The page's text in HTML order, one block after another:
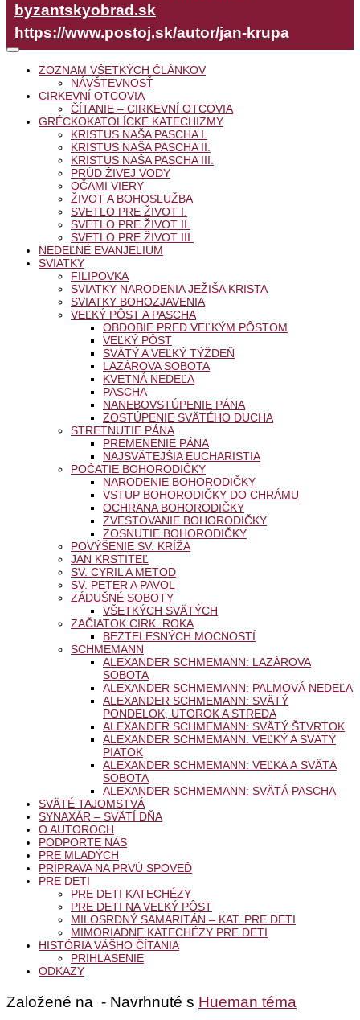
byzantskyobrad.sk
https://www.postoj.sk/autor/jan-krupa
ZOZNAM VŠETKÝCH ČLÁNKOV
NÁVŠTEVNOSŤ
CIRKEVNÍ OTCOVIA
ČÍTANIE – CIRKEVNÍ OTCOVIA
GRÉCKOKATOLÍCKE KATECHIZMY
KRISTUS NAŠA PASCHA I.
KRISTUS NAŠA PASCHA II.
KRISTUS NAŠA PASCHA III.
PRÚD ŽIVEJ VODY
OČAMI VIERY
ŽIVOT A BOHOSLUŽBA
SVETLO PRE ŽIVOT I.
SVETLO PRE ŽIVOT II.
SVETLO PRE ŽIVOT III.
NEDEĽNÉ EVANJELIUM
SVIATKY
FILIPOVKA
SVIATKY NARODENIA JEŽIŠA KRISTA
SVIATKY BOHOZJAVENIA
VEĽKÝ PÔST A PASCHA
OBDOBIE PRED VEĽKÝM PÔSTOM
VEĽKÝ PÔST
SVÄTÝ A VEĽKÝ TÝŽDEŇ
LAZÁROVA SOBOTA
KVETNÁ NEDEĽA
PASCHA
NANEBOVSTÚPENIE PÁNA
ZOSTÚPENIE SVÄTÉHO DUCHA
STRETNUTIE PÁNA
PREMENENIE PÁNA
NAJSVÄTEJŠIA EUCHARISTIA
POČATIE BOHORODIČKY
NARODENIE BOHORODIČKY
VSTUP BOHORODIČKY DO CHRÁMU
OCHRANA BOHORODIČKY
ZVESTOVANIE BOHORODIČKY
ZOSNUTIE BOHORODIČKY
POVÝŠENIE SV. KRÍŽA
JÁN KRSTITEĽ
SV. CYRIL A METOD
SV. PETER A PAVOL
ZÁDUŠNÉ SOBOTY
VŠETKÝCH SVÄTÝCH
ZAČIATOK CIRK. ROKA
BEZTELESNÝCH MOCNOSTÍ
SCHMEMANN
ALEXANDER SCHMEMANN: LAZÁROVA
SOBOTA
ALEXANDER SCHMEMANN: PALMOVÁ NEDEĽA
ALEXANDER SCHMEMANN: SVÄTÝ
PONDELOK, UTOROK A STREDA
ALEXANDER SCHMEMANN: SVÄTÝ ŠTVRTOK
ALEXANDER SCHMEMANN: VEĽKÝ A SVÄTÝ
PIATOK
ALEXANDER SCHMEMANN: VEĽKÁ A SVÄTÁ
SOBOTA
ALEXANDER SCHMEMANN: SVÄTÁ PASCHA
SVÄTÉ TAJOMSTVÁ
SYNAXÁR – SVÄTÍ DŇA
O AUTOROCH
PODPORTE NÁS
PRE MLADÝCH
PRÍPRAVA NA PRVÚ SPOVEĎ
PRE DETI
PRE DETI KATECHÉZY
PRE DETI NA VEĽKÝ PÔST
MILOSRDNÝ SAMARITÁN – KAT. PRE DETI
MIMORIADNE KATECHÉZY PRE DETI
HISTÓRIA VÁŠHO ČÍTANIA
PRIHLASENIE
ODKAZY
Založené na - Navrhnuté s Hueman téma